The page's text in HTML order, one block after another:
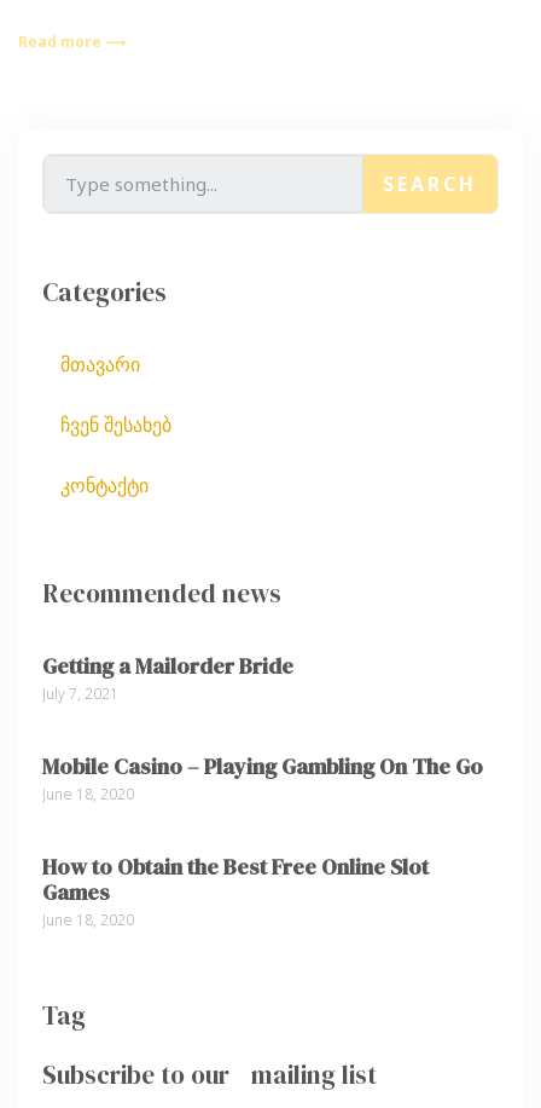
Read more ⟶
SEARCH
Categories
მთავარი
ჩვენ შესახებ
კონტაქტი
Recommended news
Getting a Mailorder Bride
July 7, 2021
Mobile Casino – Playing Gambling On The Go
June 18, 2020
How to Obtain the Best Free Online Slot
Games
June 18, 2020
Tag
Subscribe to our mailing list